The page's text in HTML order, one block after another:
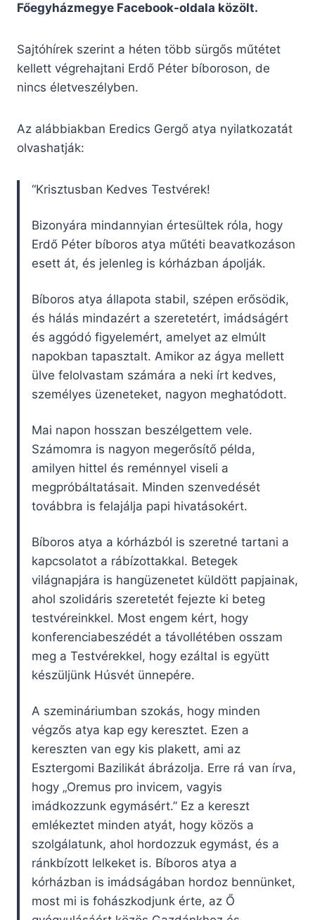
Főegyházmegye Facebook-oldala közölt.
Sajtóhírek szerint a héten több sürgős műtétet
kellett végrehajtani Erdő Péter bíboroson, de
nincs életveszélyben.
Az alábbiakban Eredics Gergő atya nyilatkozatát
olvashatják:
“Krisztusban Kedves Testvérek!
Bizonyára mindannyian értesültek róla, hogy
Erdő Péter bíboros atya műtéti beavatkozáson
esett át, és jelenleg is kórházban ápolják.
Bíboros atya állapota stabil, szépen erősödik,
és hálás mindazért a szeretetért, imádságért
és aggódó figyelemért, amelyet az elmúlt
napokban tapasztalt. Amikor az ágya mellett
ülve felolvastam számára a neki írt kedves,
személyes üzeneteket, nagyon meghatódott.
Mai napon hosszan beszélgettem vele.
Számomra is nagyon megerősítő példa,
amilyen hittel és reménnyel viseli a
megpróbáltatásait. Minden szenvedését
továbbra is felajálja papi hivatásokért.
Bíboros atya a kórházból is szeretné tartani a
kapcsolatot a rábízottakkal. Betegek
világnapjára is hangüzenetet küldött papjainak,
ahol szolidáris szeretetét fejezte ki beteg
testvéreinkkel. Most engem kért, hogy
konferenciabeszédét a távollétében osszam
meg a Testvérekkel, hogy ezáltal is együtt
készüljünk Húsvét ünnepére.
A szemináriumban szokás, hogy minden
végzős atya kap egy keresztet. Ezen a
kereszten van egy kis plakett, ami az
Esztergomi Bazilikát ábrázolja. Erre rá van írva,
hogy „Oremus pro invicem, vagyis
imádkozzunk egymásért.” Ez a kereszt
emlékeztet minden atyát, hogy közös a
szolgálatunk, ahol hordozzuk egymást, és a
ránkbízott lelkeket is. Bíboros atya a
kórházban is imádságában hordoz bennünket,
most mi is fohászkodjunk érte, az Ő